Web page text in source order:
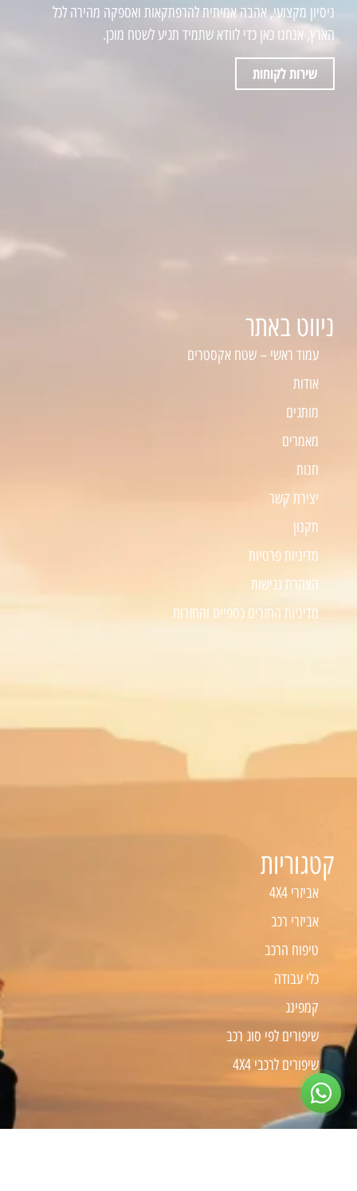
ניסיון מקצועי, אהבה אמיתית להרפתקאות ואספקה מהירה לכל
הארץ, אנחנו כאן כדי לוודא שתמיד תגיע לשטח מוכן.
שירות לקוחות
ניווט באתר
עמוד ראשי – שטח אקסטרים
אודות
מותגים
מאמרים
חנות
יצירת קשר
תקנון
מדיניות פרטיות
הצהרת נגישות
מדיניות החזרים כספיים והחזרות
קטגוריות
אביזרי 4X4
אביזרי רכב
טיפוח הרכב
כלי עבודה
קמפינג
שיפורים לפי סוג רכב
שיפורים לרכבי 4X4